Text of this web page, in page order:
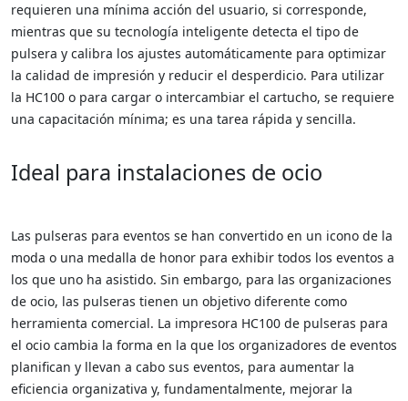
requieren una mínima acción del usuario, si corresponde,
mientras que su tecnología inteligente detecta el tipo de
pulsera y calibra los ajustes automáticamente para optimizar
la calidad de impresión y reducir el desperdicio. Para utilizar
la HC100 o para cargar o intercambiar el cartucho, se requiere
una capacitación mínima; es una tarea rápida y sencilla.
Ideal para instalaciones de ocio
Las pulseras para eventos se han convertido en un icono de la
moda o una medalla de honor para exhibir todos los eventos a
los que uno ha asistido. Sin embargo, para las organizaciones
de ocio, las pulseras tienen un objetivo diferente como
herramienta comercial. La impresora HC100 de pulseras para
el ocio cambia la forma en la que los organizadores de eventos
planifican y llevan a cabo sus eventos, para aumentar la
eficiencia organizativa y, fundamentalmente, mejorar la